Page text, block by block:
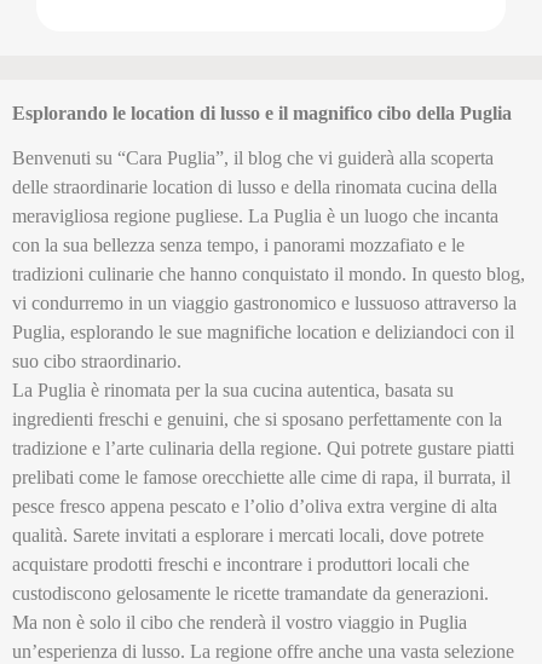
Esplorando le location di lusso e il magnifico cibo della Puglia
Benvenuti su “Cara Puglia”, il blog che vi guiderà alla scoperta
delle straordinarie location di lusso e della rinomata cucina della
meravigliosa regione pugliese. La Puglia è un luogo che incanta
con la sua bellezza senza tempo, i panorami mozzafiato e le
tradizioni culinarie che hanno conquistato il mondo. In questo blog,
vi condurremo in un viaggio gastronomico e lussuoso attraverso la
Puglia, esplorando le sue magnifiche location e deliziandoci con il
suo cibo straordinario.
La Puglia è rinomata per la sua cucina autentica, basata su
ingredienti freschi e genuini, che si sposano perfettamente con la
tradizione e l’arte culinaria della regione. Qui potrete gustare piatti
prelibati come le famose orecchiette alle cime di rapa, il burrata, il
pesce fresco appena pescato e l’olio d’oliva extra vergine di alta
qualità. Sarete invitati a esplorare i mercati locali, dove potrete
acquistare prodotti freschi e incontrare i produttori locali che
custodiscono gelosamente le ricette tramandate da generazioni.
Ma non è solo il cibo che renderà il vostro viaggio in Puglia
un’esperienza di lusso. La regione offre anche una vasta selezione